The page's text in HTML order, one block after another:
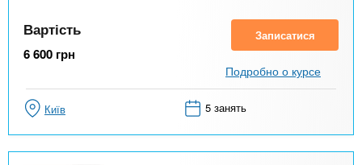
Вартість
6 600 грн
Записатися
Подробно о курсе
Київ 5 занять